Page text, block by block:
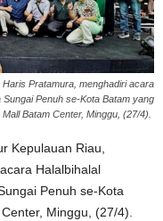
Pratamura, menghadiri acara
Penuh se-Kota Batam yang
Batam Center, Minggu, (27/4).
Kepulauan Riau,
Halalbihalal
Penuh se-Kota
Minggu, (27/4).